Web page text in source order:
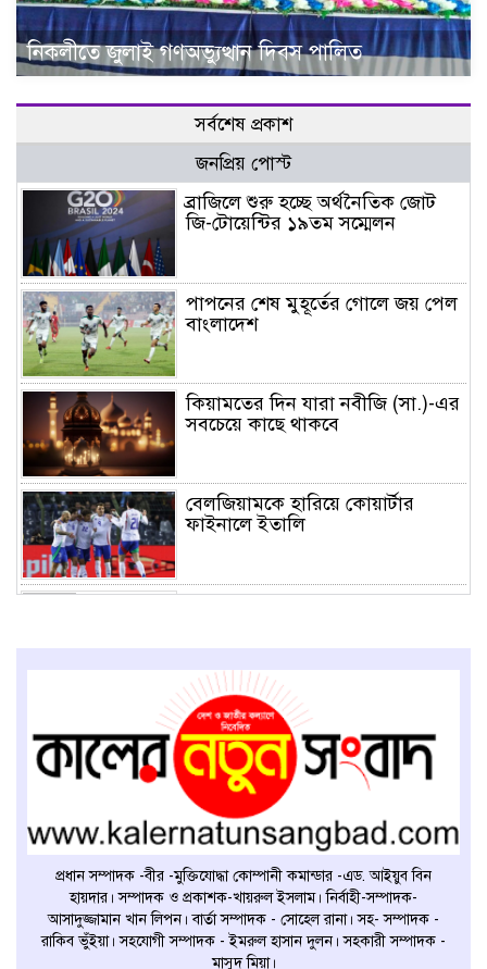
নিকলীতে জুলাই গণঅভ্যুত্থান দিবস পালিত
সর্বশেষ প্রকাশ
জনপ্রিয় পোস্ট
ব্রাজিলে শুরু হচ্ছে অর্থনৈতিক জোট
জি-টোয়েন্টির ১৯তম সম্মেলন
পাপনের শেষ মুহূর্তের গোলে জয় পেল
বাংলাদেশ
কিয়ামতের দিন যারা নবীজি (সা.)-এর
সবচেয়ে কাছে থাকবে
বেলজিয়ামকে হারিয়ে কোয়ার্টার
ফাইনালে ইতালি
প্রধান সম্পাদক -বীর -মুক্তিযোদ্ধা কোম্পানী কমান্ডার -এড. আইয়ুব বিন
হায়দার। সম্পাদক ও প্রকাশক-খায়রুল ইসলাম। নির্বাহী-সম্পাদক-
আসাদুজ্জামান খান লিপন। বার্তা সম্পাদক - সোহেল রানা। সহ- সম্পাদক -
রাকিব ভুঁইয়া। সহযোগী সম্পাদক - ইমরুল হাসান দুলন। সহকারী সম্পাদক -
মাসুদ মিয়া।